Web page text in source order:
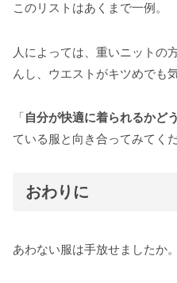
このリストはあくまで一例。
人によっては、重いニットの
んし、ウエストがキツめでも
「 自分が快適に着られるかど
ている服と向き合ってみてく
おわりに
あわない服は手放せましたか。